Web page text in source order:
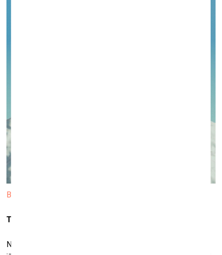
Barong. © 2021 KIWIE™
Tev tas neatgādina kaut kādu spēlīti?
Noteikti! Es domāju, ka tuvākajā laikā lielākā pielietojuma